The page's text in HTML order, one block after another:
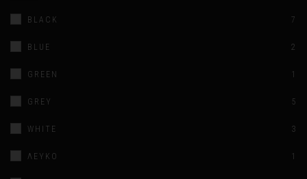
BLACK 7
BLUE 2
GREEN
GREY 5
WHITE 3
ΛΕΥΚΌ